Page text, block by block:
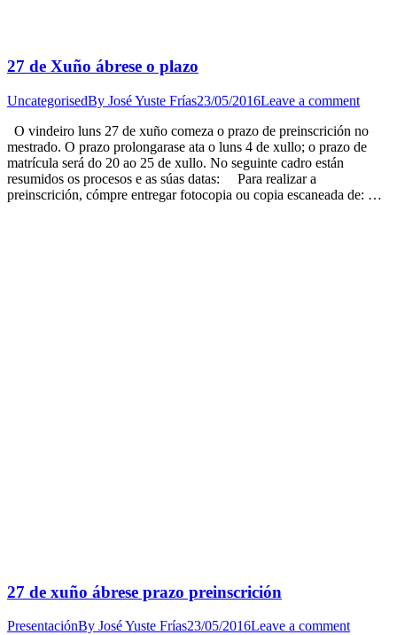
27 de Xuño ábrese o plazo
UncategorisedBy José Yuste Frías23/05/2016Leave a comment
O vindeiro luns 27 de xuño comeza o prazo de preinscrición no
mestrado. O prazo prolongarase ata o luns 4 de xullo; o prazo de
matrícula será do 20 ao 25 de xullo. No seguinte cadro están
resumidos os procesos e as súas datas: Para realizar a
preinscrición, cómpre entregar fotocopia ou copia escaneada de: …
27 de xuño ábrese prazo preinscrición
PresentaciónBy José Yuste Frías23/05/2016Leave a comment